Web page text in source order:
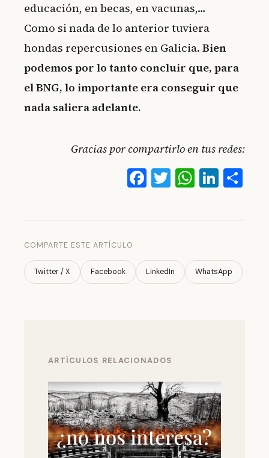
educación, en becas, en vacunas,…
Como si nada de lo anterior tuviera
hondas repercusiones en Galicia. Bien
podemos por lo tanto concluir que, para
el BNG, lo importante era conseguir que
nada saliera adelante.
Gracias por compartirlo en tus redes:
Facebook
Twitter
COMPARTE ESTE ARTÍCULO
Twitter / X Facebook LinkedIn WhatsApp
ARTÍCULOS RELACIONADOS